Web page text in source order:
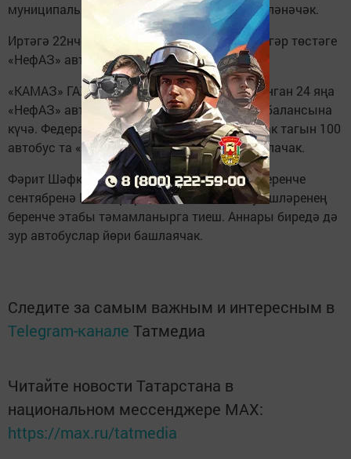
муниципаль унитар предприятиесе шөгыльләнәчәк.
Иртәгә 22нче һәм 26нчы маршрутларга зәңгәр төстәге
«НефАЗ» автобуслары чыга.
«КАМАЗ» ГАҖ белән килешү нигезендә алынган 24 яңа
«НефАЗ» автобуслары да «Горкоммунхоз» балансына
күчә. Федераль программа буенча алыначак тагын 100
автобус та «Горкоммунхоз» балансында булачак.
Фәрит Шәфкатович әйтүенчә, 2023 елның беренче
сентябренә Мәскәү проспектын озынайту эшләренең
беренче этабы тәмамланырга тиеш. Аннары биредә дә
зур автобуслар йөри башлаячак.
Следите за самым важным и интересным в
Telegram-канале Татмедиа
Читайте новости Татарстана в
национальном мессенджере MАХ:
https://max.ru/tatmedia